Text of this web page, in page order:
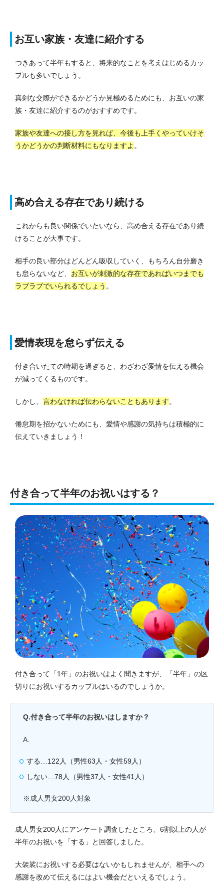
お互い家族・友達に紹介する
つきあって半年もすると、将来的なことを考えはじめるカッ
プルも多いでしょう。
真剣な交際ができるかどうか見極めるためにも、お互いの家
族・友達に紹介するのがおすすめです。
家族や友達への接し方を見れば、今後も上手くやっていけそ
うかどうかの判断材料にもなりますよ 。
高め合える存在であり続ける
これからも良い関係でいたいなら、高め合える存在であり続
けることが大事です。
相手の良い部分はどんどん吸収していく、もちろん自分磨き
も怠らないなど、 お互いが刺激的な存在であればいつまでも
ラブラブでいられるでしょう 。
愛情表現を怠らず伝える
付き合いたての時期を過ぎると、わざわざ愛情を伝える機会
が減ってくるものです。
しかし、 言わなければ伝わらないこともあります。
倦怠期を招かないためにも、愛情や感謝の気持ちは積極的に
伝えていきましょう！
付き合って半年のお祝いはする？
付き合って「1年」のお祝いはよく聞きますが、「半年」の区
切りにお祝いするカップルはいるのでしょうか。
Q.付き合って半年のお祝いはしますか？
A.
する…122人（男性63人・女性59人）
しない…78人（男性37人・女性41人）
※成人男女200人対象
成人男女200人にアンケート調査したところ、6割以上の人が
半年のお祝いを「する」と回答しました。
大袈裟にお祝いする必要はないかもしれませんが、相手への
感謝を改めて伝えるにはよい機会だといえるでしょう。